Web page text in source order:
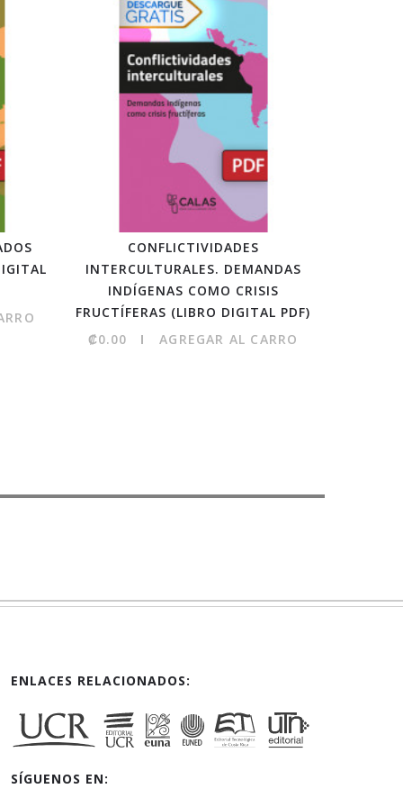
CONFLICTIVIDADES
INTERCULTURALES. DEMANDAS
INDÍGENAS COMO CRISIS
FRUCTÍFERAS (LIBRO DIGITAL PDF)
₡0.00
AGREGAR AL CARRO
ENLACES RELACIONADOS:
SÍGUENOS EN: